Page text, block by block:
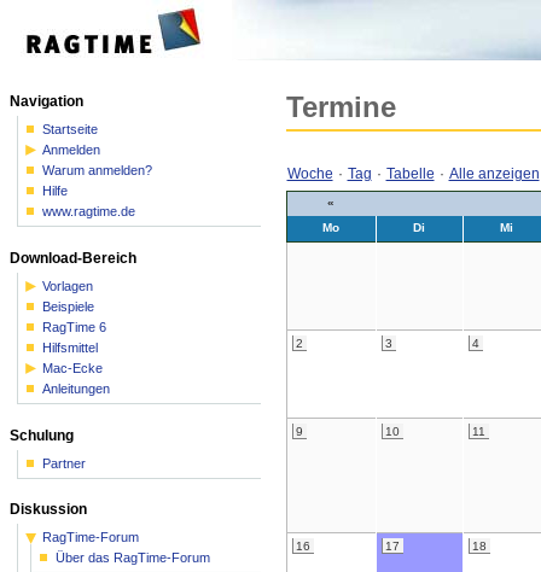
Termine
Woche · Tag · Tabelle · Alle anzeigen
«
Mo
Di Mi
2 3 4
9 10 11
16 17 18
Navigation
Startseite
Anmelden
Warum anmelden?
Hilfe
www.ragtime.de
Download-Bereich
Vorlagen
Beispiele
RagTime 6
Hilfsmittel
Mac-Ecke
Anleitungen
Schulung
Partner
Diskussion
RagTime-Forum
Über das RagTime-Forum